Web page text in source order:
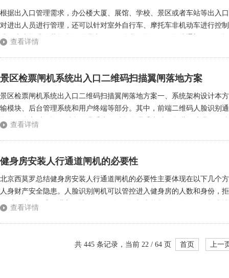
根据出入口管理需求，办公楼大厦、展馆、学校、景区或者车站等出入
对进出人员进行管理，还可以针对室外自行车、摩托车非机动车进行控
式，大大提升公共场所的管理水平。那么我们说的现代化速通门在不同
查看详情
景区检票闸机系统出入口二维码扫描翼闸落地方案
景区检票闸机系统出入口二维码扫描翼闸落地方案一、系统架构设计本
输模块、后台管理系统和用户终端等部分。其中，前端二维码人脸识别
集的信息实时传输到后台管理系统，后台管理系统对信息进行处理、存
查看详情
健身房安装人行通道闸机的必要性
北京西莫罗总结健身房安装人行通道闸机的必要性主要体现在以下几个
人身财产安全隐患。人脸识别闸机可以管控进入健身房的人数和身份，
同时，对于有逃犯进入的情况，人脸识别闸机也能起到阻碍作用，极大
查看详情
共 445 条记录，当前 22 / 64 页 首页 上一